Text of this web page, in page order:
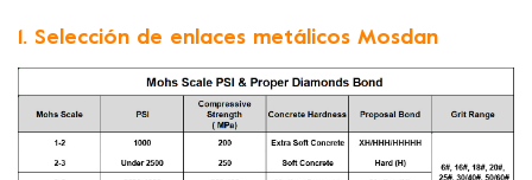
1. Selección de enlaces metálicos Mosdan